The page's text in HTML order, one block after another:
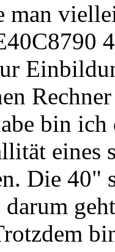
man
bin
eines
Die